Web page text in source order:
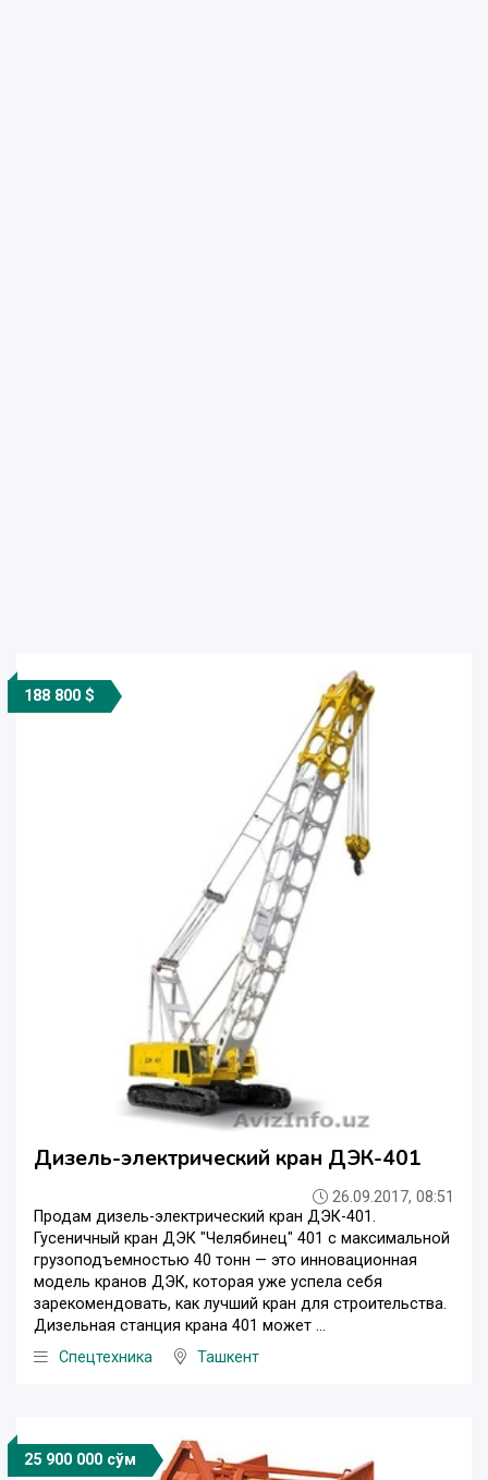
188 800 $
Дизель-электрический кран ДЭК-401
26.09.2017, 08:51
Продам дизель-электрический кран ДЭК-401.
Гусеничный кран ДЭК "Челябинец" 401 с максимальной
грузоподъемностью 40 тонн — это инновационная
модель кранов ДЭК, которая уже успела себя
зарекомендовать, как лучший кран для строительства.
Дизельная станция крана 401 может ...
Спецтехника
Ташкент
25 900 000 сўм